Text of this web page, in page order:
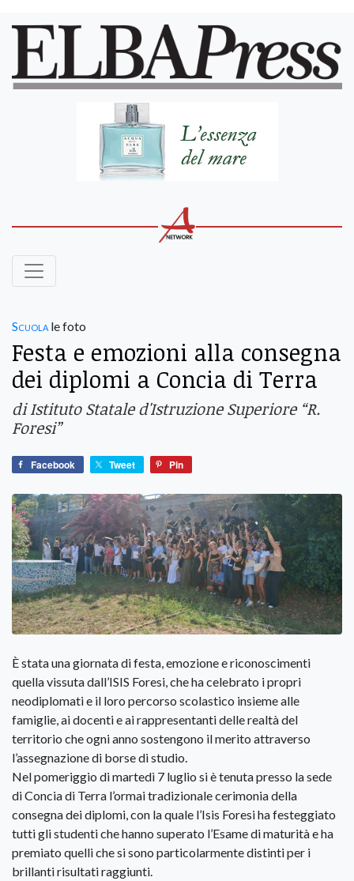
Scuola le foto
Festa e emozioni alla consegna
dei diplomi a Concia di Terra
di Istituto Statale d'Istruzione Superiore “R.
Foresi”
Facebook Tweet Pin
È stata una giornata di festa, emozione e riconoscimenti
quella vissuta dall’ISIS Foresi, che ha celebrato i propri
neodiplomati e il loro percorso scolastico insieme alle
famiglie, ai docenti e ai rappresentanti delle realtà del
territorio che ogni anno sostengono il merito attraverso
l’assegnazione di borse di studio.
Nel pomeriggio di martedì 7 luglio si è tenuta presso la sede
di Concia di Terra l’ormai tradizionale cerimonia della
consegna dei diplomi, con la quale l’Isis Foresi ha festeggiato
tutti gli studenti che hanno superato l’Esame di maturità e ha
premiato quelli che si sono particolarmente distinti per i
brillanti risultati raggiunti.